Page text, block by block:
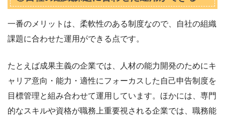
一番のメリットは、柔軟性のある制度なので、自社の組織
課題に合わせた運用ができる点です。
たとえば成果主義の企業では、人材の能力開発のためにキ
ャリア意向・能力・適性にフォーカスした自己申告制度を
目標管理と組み合わせて運用しています。ほかには、専門
的なスキルや資格が職務上重要視される企業では、職務能